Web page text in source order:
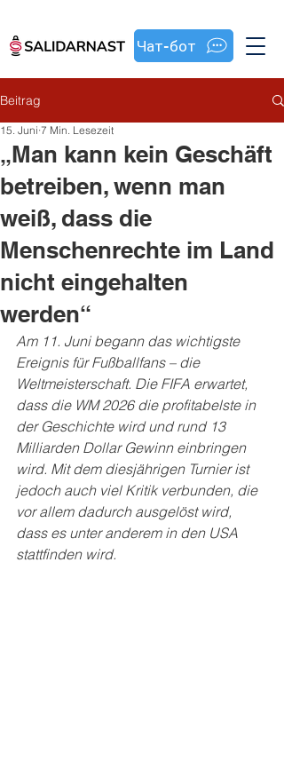
Чат-бот
Beitrag
„Man kann kein Geschäft
betreiben, wenn man
weiß, dass die
Menschenrechte im Land
nicht eingehalten
werden“
15. Juni 7 Min. Lesezeit
Am 11. Juni begann das wichtigste
Ereignis für Fußballfans – die
Weltmeisterschaft. Die FIFA erwartet,
dass die WM 2026 die profitabelste in
der Geschichte wird und rund 13
Milliarden Dollar Gewinn einbringen
wird. Mit dem diesjährigen Turnier ist
jedoch auch viel Kritik verbunden, die
vor allem dadurch ausgelöst wird,
dass es unter anderem in den USA
stattfinden wird.